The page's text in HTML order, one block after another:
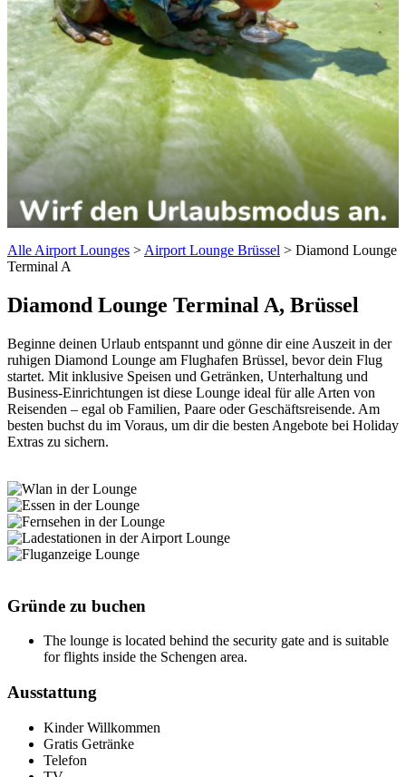
Alle Airport Lounges > Airport Lounge Brüssel > Diamond Lounge
Terminal A
Diamond Lounge Terminal A, Brüssel
Beginne deinen Urlaub entspannt und gönne dir eine Auszeit in der
ruhigen Diamond Lounge am Flughafen Brüssel, bevor dein Flug
startet. Mit inklusive Speisen und Getränken, Unterhaltung und
Business-Einrichtungen ist diese Lounge ideal für alle Arten von
Reisenden – egal ob Familien, Paare oder Geschäftsreisende. Am
besten buchst du im Voraus, um dir die besten Angebote bei Holiday
Extras zu sichern.
Gründe zu buchen
The lounge is located behind the security gate and is suitable
for flights inside the Schengen area.
Ausstattung
Kinder Willkommen
Gratis Getränke
Telefon